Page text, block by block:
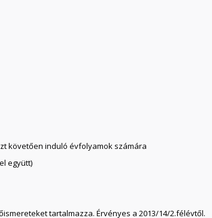
követően induló évfolyamok számára
együtt)
tartalmazza. Érvényes a 2013/14/2.félévtől.